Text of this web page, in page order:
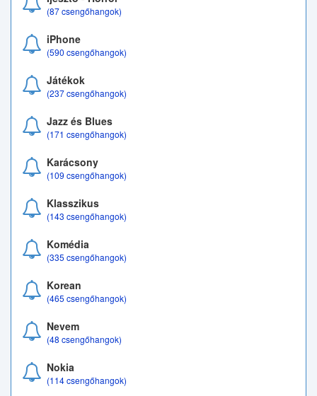
(87 csengőhangok)
iPhone
(590 csengőhangok)
Játékok
(237 csengőhangok)
Jazz és Blues
(171 csengőhangok)
Karácsony
(109 csengőhangok)
Klasszikus
(143 csengőhangok)
Komédia
(335 csengőhangok)
Korean
(465 csengőhangok)
Nevem
(48 csengőhangok)
Nokia
(114 csengőhangok)